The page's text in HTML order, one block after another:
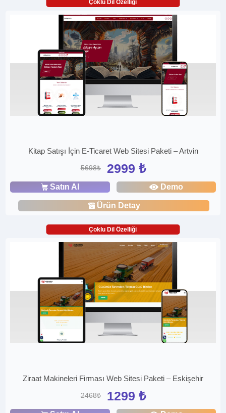
Çoklu Dil Özelliği
Kitap Satışı İçin E-Ticaret Web Sitesi Paketi – Artvin
5698₺ 2999 ₺
Satın Al Demo
Ürün Detay
Çoklu Dil Özelliği
Ziraat Makineleri Firması Web Sitesi Paketi – Eskişehir
2468₺ 1299 ₺